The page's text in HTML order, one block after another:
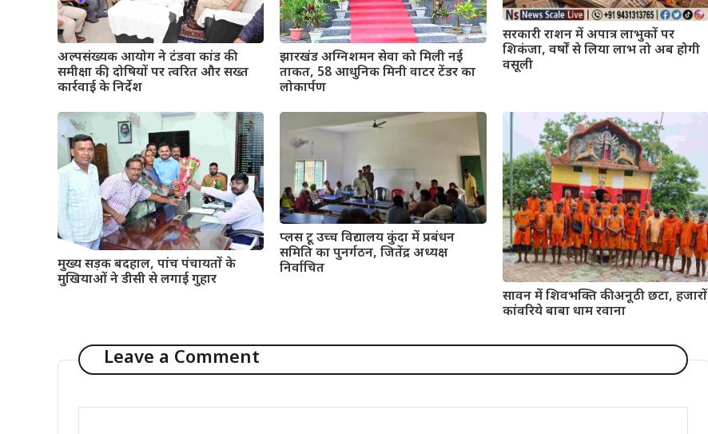
अल्पसंख्यक आयोग ने टंडवा कांड की
समीक्षा की, दोषियों पर त्वरित और सख्त
कार्रवाई के निर्देश
झारखंड अग्निशमन सेवा को मिली नई
ताकत, 58 आधुनिक मिनी वाटर टेंडर का
लोकार्पण
सरकारी राशन में अपात्र लाभुकों पर
शिकंजा, वर्षों से लिया लाभ तो अब होगी
वसूली
मुख्य सड़क बदहाल, पांच पंचायतों के
मुखियाओं ने डीसी से लगाई गुहार
प्लस टू उच्च विद्यालय कुंदा में प्रबंधन
समिति का पुनर्गठन, जितेंद्र अध्यक्ष
निर्वाचित
सावन में शिवभक्ति की अनूठी छटा, हजारों
कांवरिये बाबा धाम रवाना
Leave a Comment